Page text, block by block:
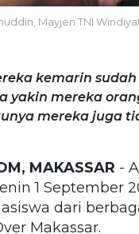
Mayjen TNI
kemarin
yakin mereka
mereka juga
MAKASSAR -
1 September
dari
Makassar.